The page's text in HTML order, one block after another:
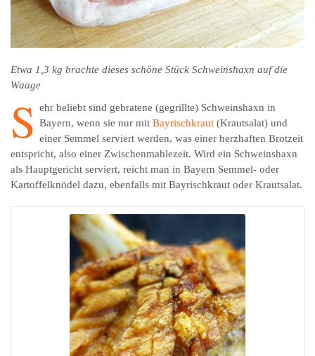
Etwa 1,3 kg brachte dieses schöne Stück Schweinshaxn auf die
Waage
S ehr beliebt sind gebratene (gegrillte) Schweinshaxn in
Bayern, wenn sie nur mit Bayrischkraut (Krautsalat) und
einer Semmel serviert werden, was einer herzhaften Brotzeit
entspricht, also einer Zwischenmahlezeit. Wird ein Schweinshaxn
als Hauptgericht serviert, reicht man in Bayern Semmel- oder
Kartoffelknödel dazu, ebenfalls mit Bayrischkraut oder Krautsalat.